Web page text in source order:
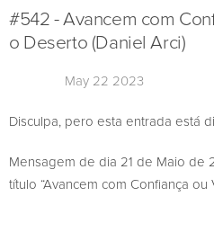
#542 - Avancem com
o Deserto (Daniel Arci)
May 22 2023
Disculpa, pero esta entrada está
Mensagem de dia 21 de Maio de
título “Avancem com Confiança